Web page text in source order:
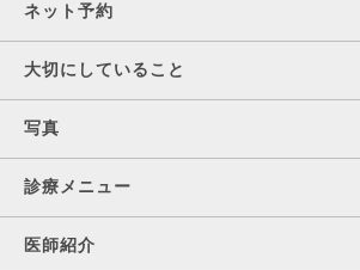
ネット予約
大切にしていること
写真
診療メニュー
医師紹介